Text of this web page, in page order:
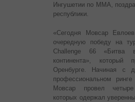
Ингушетии по ММА,
республики.
«Сегодня Мовсар
очередную победу на
Challenge 66 «Битва
континента», который
Оренбурге. Начиная с
профессиональном
Мовсар провел
которых одержал